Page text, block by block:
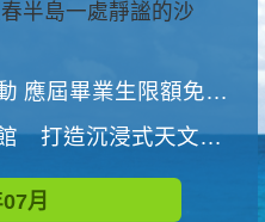
屆畢業生限額免費參加
沉浸式天文探索營隊
月